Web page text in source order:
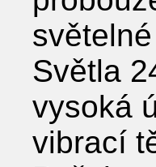
Světla
vysoká
vibrací